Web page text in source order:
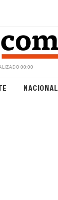
00:00
NACIONAL